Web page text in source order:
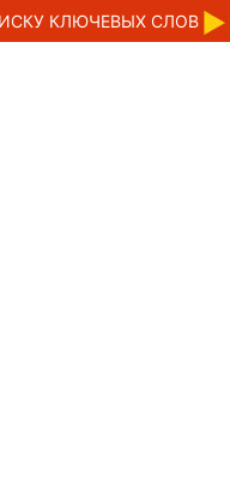
КЛЮЧЕВЫХ СЛОВ